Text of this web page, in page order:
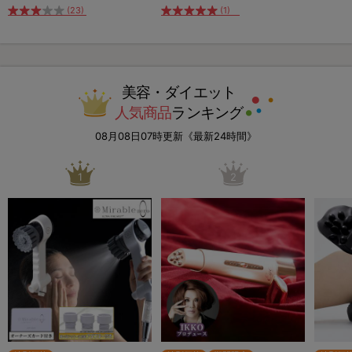
(23) (1)
美容・ダイエット
人気商品ランキング
08月08日07時更新《最新24時間》
1 2